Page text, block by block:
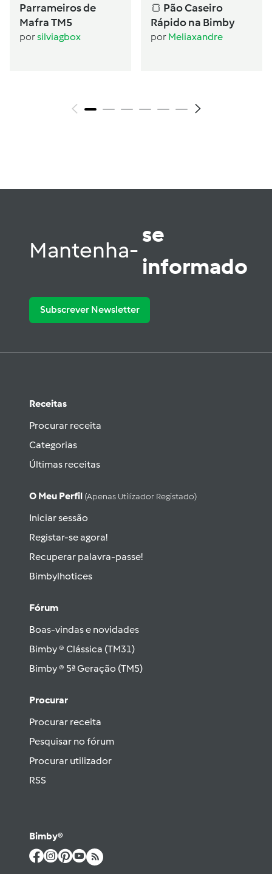
Parrameiros de
Mafra TM5
porsilviagbox
🍞 Pão Caseiro
Rápido na Bimby
por Meliaxandre
Mantenha-
se
informado
Subscrever Newsletter
Receitas
Procurar receita
Categorias
Últimas receitas
O Meu Perfil (apenas Utilizador Registado)
Iniciar sessão
Registar-se agora!
Recuperar palavra-passe!
Bimbylhotices
Fórum
Boas-vindas e novidades
Bimby ® Clássica (TM31)
Bimby ® 5ª Geração (TM5)
Procurar
Procurar receita
Pesquisar no fórum
Procurar utilizador
RSS
Bimby®